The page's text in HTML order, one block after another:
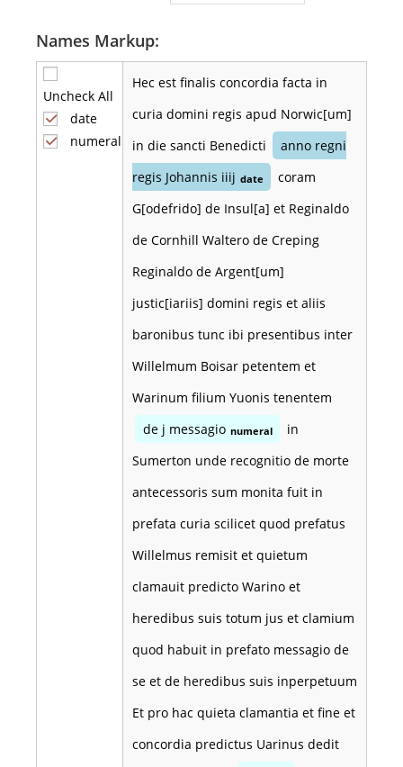
Names Markup:
Uncheck All
date
numeral
Hec est finalis concordia facta in
curia domini regis apud Norwic[um]
in die sancti Benedicti
anno regni
regis Johannis iiij date
coram
G[odefrido] de Insul[a] et Reginaldo
de Cornhill Waltero de Creping
Reginaldo de Argent[um]
justic[iariis] domini regis et aliis
baronibus tunc ibi presentibus inter
Willelmum Boisar petentem et
Warinum filium Yuonis tenentem
de j messagio numeral
in
Sumerton unde recognitio de morte
antecessoris sum monita fuit in
prefata curia scilicet quod prefatus
Willelmus remisit et quietum
clamauit predicto Warino et
heredibus suis totum jus et clamium
quod habuit in prefato messagio de
se et de heredibus suis inperpetuum
Et pro hac quieta clamantia et fine et
concordia predictus Uarinus dedit